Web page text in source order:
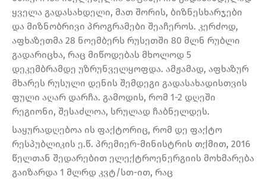
ყველა გადასახდელი, მათ შორის, ბიზნესხარჯები
და მიზნობრივი პროგრამები შეაჩეროს. კერძოდ,
აფხაზეთმა 28 ნოემბერს რუსეთში 80 მლნ რუბლი
გადარიცხა, რაც მიწოდებას მხოლოდ 5
დეკემბრამდე უზრუნველყოფდა. ამჟამად, აფხაზურ
მხარეს რუსული დენის შემდეგი გადასახადისთვის
ფული აღარ დარჩა. გამოდის, რომ 1-2 დღეში
რეგიონი, შესაძლოა, სრულად ჩაბნელდეს.
საყურადღებოა ის ფაქტორიც, რომ დე ფაქტო
რესპუბლიკის ე.წ. პრემიერ-მინისტრის თქმით, 2016
წელთან შედარებით ელექტროენერგიის მოხმარება
გაიზარდა 1 მლრდ კვტ/სთ-ით, რაც